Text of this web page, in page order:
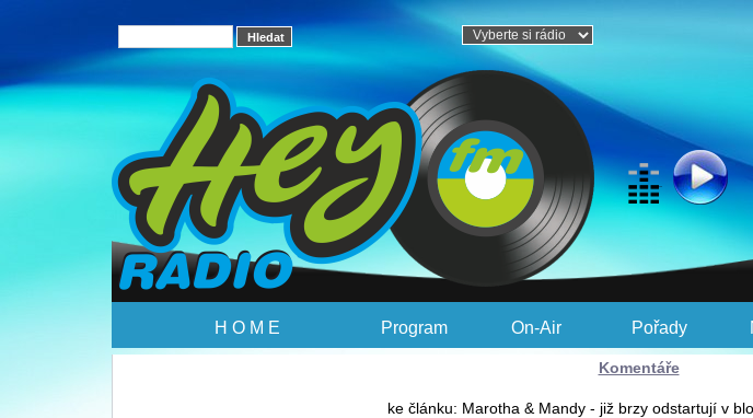
H O M E Program On-Air Pořady
Komentáře
ke článku: Marotha & Mandy - již brzy odstartují v